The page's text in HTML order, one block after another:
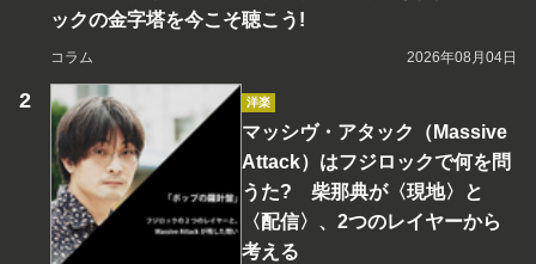
ックの金字塔を今こそ聴こう!
コラム 2026年08月04日
洋楽
マッシヴ・アタック（Massive
Attack）はフジロックで何を問
うた? 柴那典が〈現地〉と
〈配信〉、2つのレイヤーから
考える